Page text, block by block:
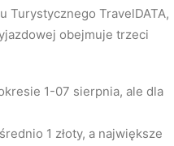
Turystycznego TravelDATA,
obejmuje trzeci
1-07 sierpnia, ale dla
1 złoty, a największe